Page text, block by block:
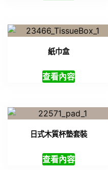
紙巾盒
查看內容
日式木質杯墊套裝
查看內容